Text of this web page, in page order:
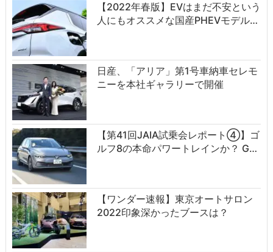
【2022年春版】EVはまだ不安という
人にもオススメな国産PHEVモデル…
日産、「アリア」第1号車納車セレモ
ニーを本社ギャラリーで開催
【第41回JAIA試乗会レポート④】ゴ
ルフ8の本命パワートレインか？ G…
【ワンダー速報】東京オートサロン
2022印象深かったブースは？